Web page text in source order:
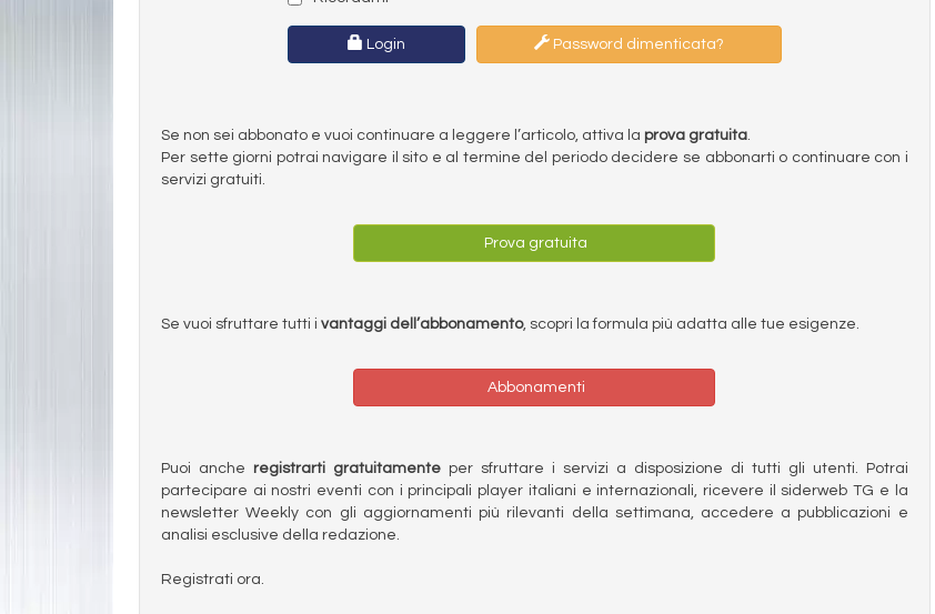
Login Password dimenticata?
Se non sei abbonato e vuoi continuare a leggere l’articolo, attiva la prova gratuita.
Per sette giorni potrai navigare il sito e al termine del periodo decidere se abbonarti o continuare con i
servizi gratuiti.
Prova gratuita
Se vuoi sfruttare tutti i vantaggi dell’abbonamento, scopri la formula più adatta alle tue esigenze.
Abbonamenti
Puoi anche registrarti gratuitamenteper sfruttare i servizi a disposizione di tutti gli utenti. Potrai
partecipare ai nostri eventi con i principali player italiani e internazionali, ricevere il siderweb TG e la
newsletter Weekly con gli aggiornamenti più rilevanti della settimana, accedere a pubblicazioni e
analisi esclusive della redazione.
Registrati ora.